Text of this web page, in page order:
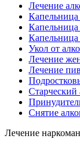
Лечение
Капельница
Капельница
Капельница
Укол от
Лечение
Лечение
Старческий
Снятие
Лечение